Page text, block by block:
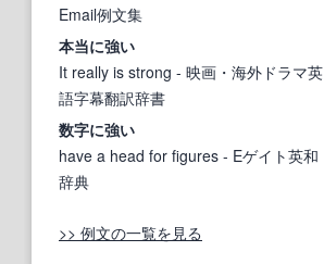
Email例文集
本当に強い
It really is strong - 映画・海外ドラマ英
語字幕翻訳辞書
数字に強い
have a head for figures - Eゲイト英和
辞典
>> 例文の一覧を見る